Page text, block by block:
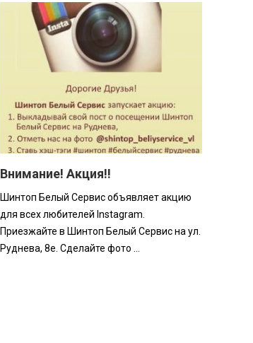
Внимание! Акция!!
Шинтоп Белый Сервис объявляет акцию
для всех любителей Instagram.
Приезжайте в Шинтоп Белый Сервис на ул.
Руднева, 8е. Сделайте фото ...